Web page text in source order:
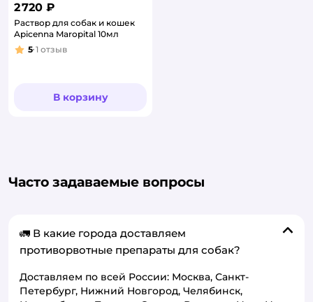
2 720 ₽
Раствор для собак и кошек
Apicenna Maropital 10мл
Рейтинг:
5 1 отзыв
В корзину
Часто задаваемые вопросы
🚛 В какие города доставляем
противорвотные препараты для собак?
Доставляем по всей России: Москва, Санкт-
Петербург, Нижний Новгород, Челябинск,